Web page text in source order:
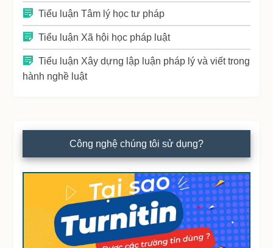
Tiểu luận Tâm lý học tư pháp
Tiểu luận Xã hội học pháp luật
Tiểu luận Xây dựng lập luận pháp lý và viết trong
hành nghề luật
Công nghệ chúng tôi sử dụng?